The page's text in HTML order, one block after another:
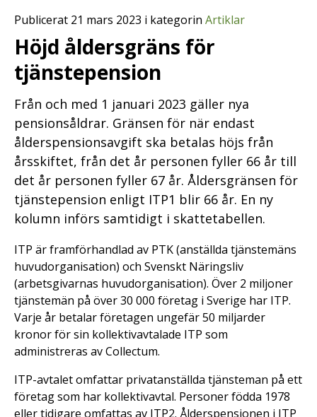
Publicerat 21 mars 2023 i kategorin Artiklar
Höjd åldersgräns för
tjänstepension
Från och med 1 januari 2023 gäller nya
pensionsåldrar. Gränsen för när endast
ålderspensionsavgift ska betalas höjs från
årsskiftet, från det år personen fyller 66 år till
det år personen fyller 67 år. Åldersgränsen för
tjänstepension enligt ITP1 blir 66 år. En ny
kolumn införs samtidigt i skattetabellen.
ITP är framförhandlad av PTK (anställda tjänstemäns
huvudorganisation) och Svenskt Näringsliv
(arbetsgivarnas huvudorganisation). Över 2 miljoner
tjänstemän på över 30 000 företag i Sverige har ITP.
Varje år betalar företagen ungefär 50 miljarder
kronor för sin kollektivavtalade ITP som
administreras av Collectum.
ITP-avtalet omfattar privatanställda tjänsteman på ett
företag som har kollektivavtal. Personer födda 1978
eller tidigare omfattas av ITP2. Ålderspensionen i ITP